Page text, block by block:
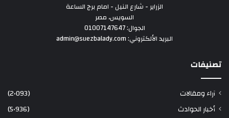
الزراير - شارع النيل - امام برج الساعة
السويس، مصر
الجوال: 01007147647
البريد الألكتروني: admin@suezbalady.com
تصنيفات
آراء ومقالات
(2٬093)
أخبار الحوادث
(5٬936)